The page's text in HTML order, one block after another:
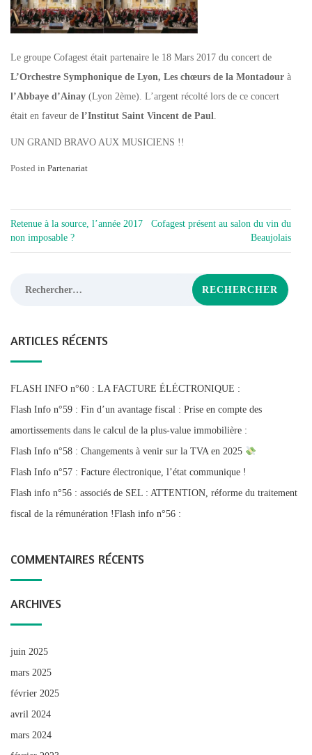
Le groupe Cofagest était partenaire le 18 Mars 2017 du concert de
L’Orchestre Symphonique de Lyon, Les chœurs de la Montadour à
l’Abbaye d’Ainay (Lyon 2ème). L’argent récolté lors de ce concert
était en faveur de l’Institut Saint Vincent de Paul.
UN GRAND BRAVO AUX MUSICIENS !!
Posted in Partenariat
NAVIGATION
DE
Retenue à la source, l’année 2017
non imposable ?
Cofagest présent au salon du vin du
Beaujolais
ARTICLES RÉCENTS
FLASH INFO n°60 : LA FACTURE ÉLÉCTRONIQUE :
Flash Info n°59 : Fin d’un avantage fiscal : Prise en compte des
amortissements dans le calcul de la plus-value immobilière :
Flash Info n°58 : Changements à venir sur la TVA en 2025
Flash Info n°57 : Facture électronique, l’état communique !
Flash info n°56 : associés de SEL : ATTENTION, réforme du traitement
fiscal de la rémunération !Flash info n°56 :
COMMENTAIRES RÉCENTS
ARCHIVES
juin 2025
mars 2025
février 2025
avril 2024
mars 2024